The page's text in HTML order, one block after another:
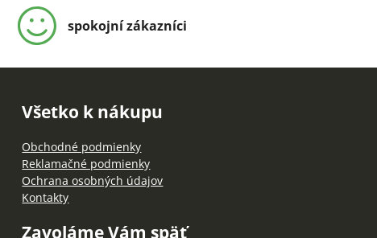
spokojní zákazníci
Všetko k nákupu
Obchodné podmienky
Reklamačné podmienky
Ochrana osobných údajov
Kontakty
Zavoláme Vám späť